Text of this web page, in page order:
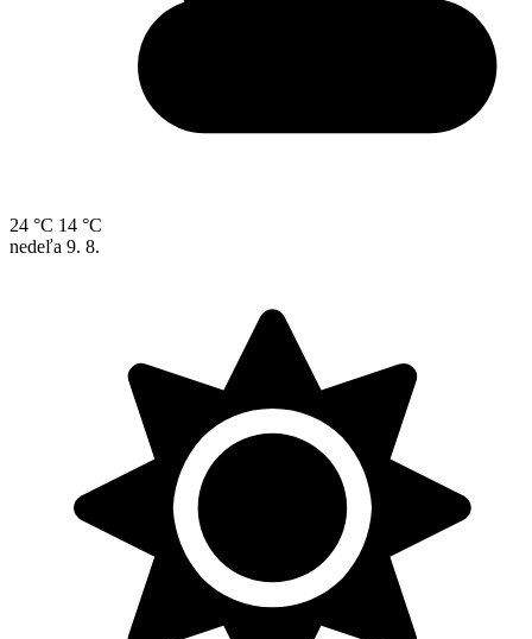
24 °C 14 °C
nedeľa 9. 8.